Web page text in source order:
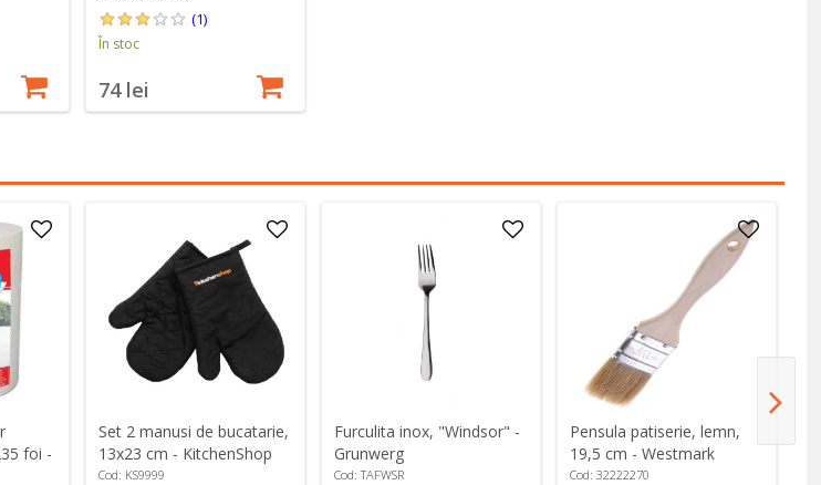
(1)
În stoc
74 lei
foi -
Set 2 manusi de bucatarie,
13x23 cm - KitchenShop
Cod: KS9999
Furculita inox, "Windsor" -
Grunwerg
Cod: TAFWSR
Pensula patiserie, lemn,
19,5 cm - Westmark
Cod: 32222270